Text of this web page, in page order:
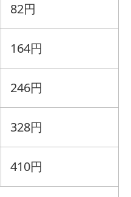
82円
164円
246円
328円
410円